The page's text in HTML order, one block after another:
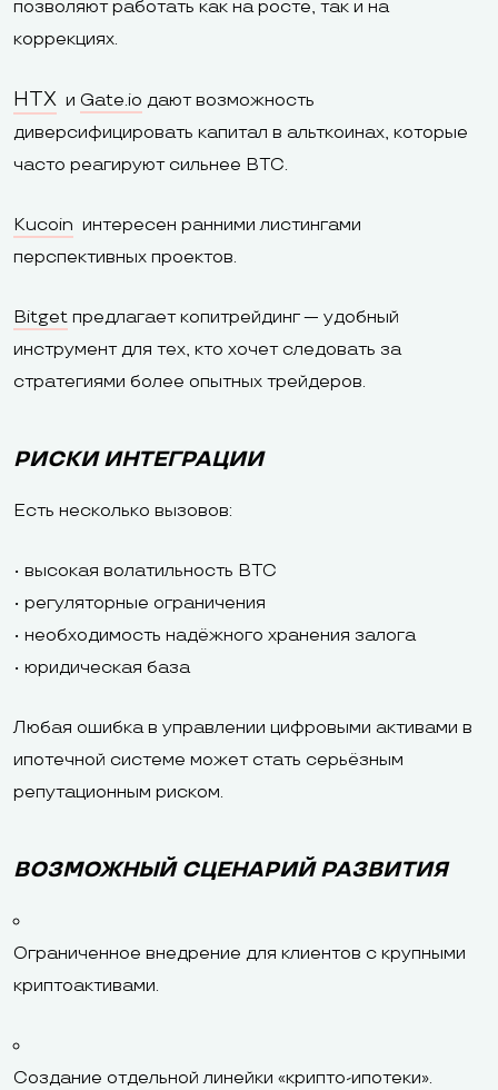
позволяют работать как на росте, так и на
коррекциях.
HTX и Gate.io дают возможность
диверсифицировать капитал в альткоинах, которые
часто реагируют сильнее BTC.
Kucoin интересен ранними листингами
перспективных проектов.
Bitget предлагает копитрейдинг — удобный
инструмент для тех, кто хочет следовать за
стратегиями более опытных трейдеров.
РИСКИ ИНТЕГРАЦИИ
Есть несколько вызовов:
• высокая волатильность BTC
• регуляторные ограничения
• необходимость надёжного хранения залога
• юридическая база
Любая ошибка в управлении цифровыми активами в
ипотечной системе может стать серьёзным
репутационным риском.
ВОЗМОЖНЫЙ СЦЕНАРИЙ РАЗВИТИЯ
Ограниченное внедрение для клиентов с крупными
криптоактивами.
Создание отдельной линейки «крипто-ипотеки».